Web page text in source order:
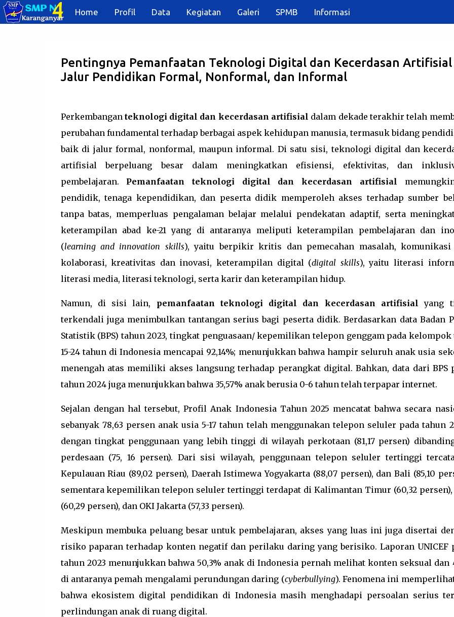
Home Profil Data Kegiatan Galeri SPMB Informasi
Langsung ke konten utama
Pentingnya Pemanfaatan Teknologi Digital dan Kecerdasan Artifisial
Jalur Pendidikan Formal, Nonformal, dan Informal
Perkembangan teknologi digital dan kecerdasan artifisial dalam dekade terakhir telah
perubahan fundamental terhadap berbagai aspek kehidupan manusia, termasuk bidang
baik di jalur formal, nonformal, maupun informal. Di satu sisi, teknologi digital dan
artifisial berpeluang besar dalam meningkatkan efisiensi, efektivitas, dan
pembelajaran. Pemanfaatan teknologi digital dan kecerdasan artifisial
pendidik, tenaga kependidikan, dan peserta didik memperoleh akses terhadap sumber
tanpa batas, memperluas pengalaman belajar melalui pendekatan adaptif, serta
keterampilan abad ke-21 yang di antaranya meliputi keterampilan pembelajaran dan
(learning and innovation skills), yaitu berpikir kritis dan pemecahan masalah, komunikasi
kolaborasi, kreativitas dan inovasi, keterampilan digital (digital skills), yaitu literasi
literasi media, literasi teknologi, serta karir dan keterampilan hidup.
Namun, di sisi lain, pemanfaatan teknologi digital dan kecerdasan artifisial yang
terkendali juga menimbulkan tantangan serius bagi peserta didik. Berdasarkan data Badan
Statistik (BPS) tahun 2023, tingkat penguasaan/ kepemilikan telepon genggam pada kelompok
15-24 tahun di Indonesia mencapai 92,14%; menunjukkan bahwa hampir seluruh anak usia
menengah atas memiliki akses langsung terhadap perangkat digital. Bahkan, data dari BPS
tahun 2024 juga menunjukkan bahwa 35,57% anak berusia 0-6 tahun telah terpapar internet.
Sejalan dengan hal tersebut, Profil Anak Indonesia Tahun 2025 mencatat bahwa secara
sebanyak 78,63 persen anak usia 5-17 tahun telah menggunakan telepon seluler pada tahun
dengan tingkat penggunaan yang lebih tinggi di wilayah perkotaan (81,17 persen)
perdesaan (75, 16 persen). Dari sisi wilayah, penggunaan telepon seluler tertinggi
Kepulauan Riau (89,02 persen), Daerah Istimewa Yogyakarta (88,07 persen), dan Bali (85,10
sementara kepemilikan telepon seluler tertinggi terdapat di Kalimantan Timur (60,32
(60,29 persen), dan OKI Jakarta (57,33 persen).
Meskipun membuka peluang besar untuk pembelajaran, akses yang luas ini juga disertai
risiko paparan terhadap konten negatif dan perilaku daring yang berisiko. Laporan UNICEF
tahun 2023 menunjukkan bahwa 50,3% anak di Indonesia pernah melihat konten seksual dan
di antaranya pemah mengalami perundungan daring (cyberbullying). Fenomena ini
bahwa ekosistem digital pendidikan di Indonesia masih menghadapi persoalan serius
perlindungan anak di ruang digital.